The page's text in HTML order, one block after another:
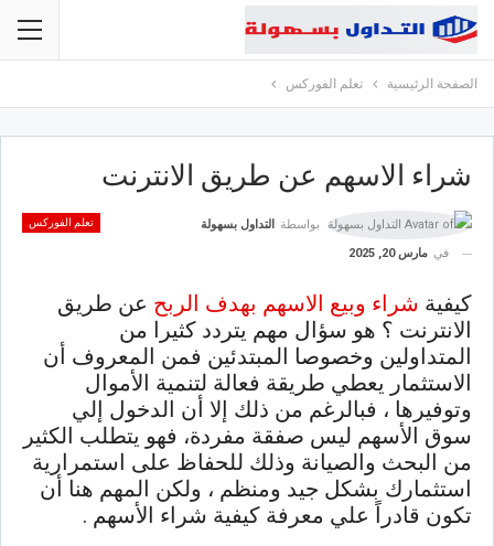
الصفحة الرئيسية تعلم الفوركس
شراء الاسهم عن طريق الانترنت
تعلم الفوركس بواسطة
التداول بسهولة
في مارس 20, 2025
كيفية شراء وبيع الاسهم بهدف الربح عن طريق
الانترنت ؟ هو سؤال مهم يتردد كثيرا من
المتداولين وخصوصا المبتدئين فمن المعروف أن
الاستثمار يعطي طريقة فعالة لتنمية الأموال
وتوفيرها ، فبالرغم من ذلك إلا أن الدخول إلي
سوق الأسهم ليس صفقة مفردة، فهو يتطلب الكثير
من البحث والصيانة وذلك للحفاظ على استمرارية
استثمارك بشكل جيد ومنظم ، ولكن المهم هنا أن
تكون قادراً علي معرفة كيفية شراء الأسهم .